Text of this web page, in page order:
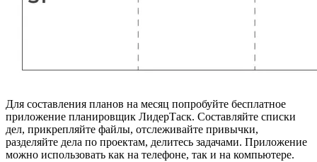
Для составления планов на месяц попробуйте бесплатное
приложение планировщик ЛидерТаск. Составляйте списки
дел, прикрепляйте файлы, отслеживайте привычки,
разделяйте дела по проектам, делитесь задачами. Приложение
можно использовать как на телефоне, так и на компьютере.